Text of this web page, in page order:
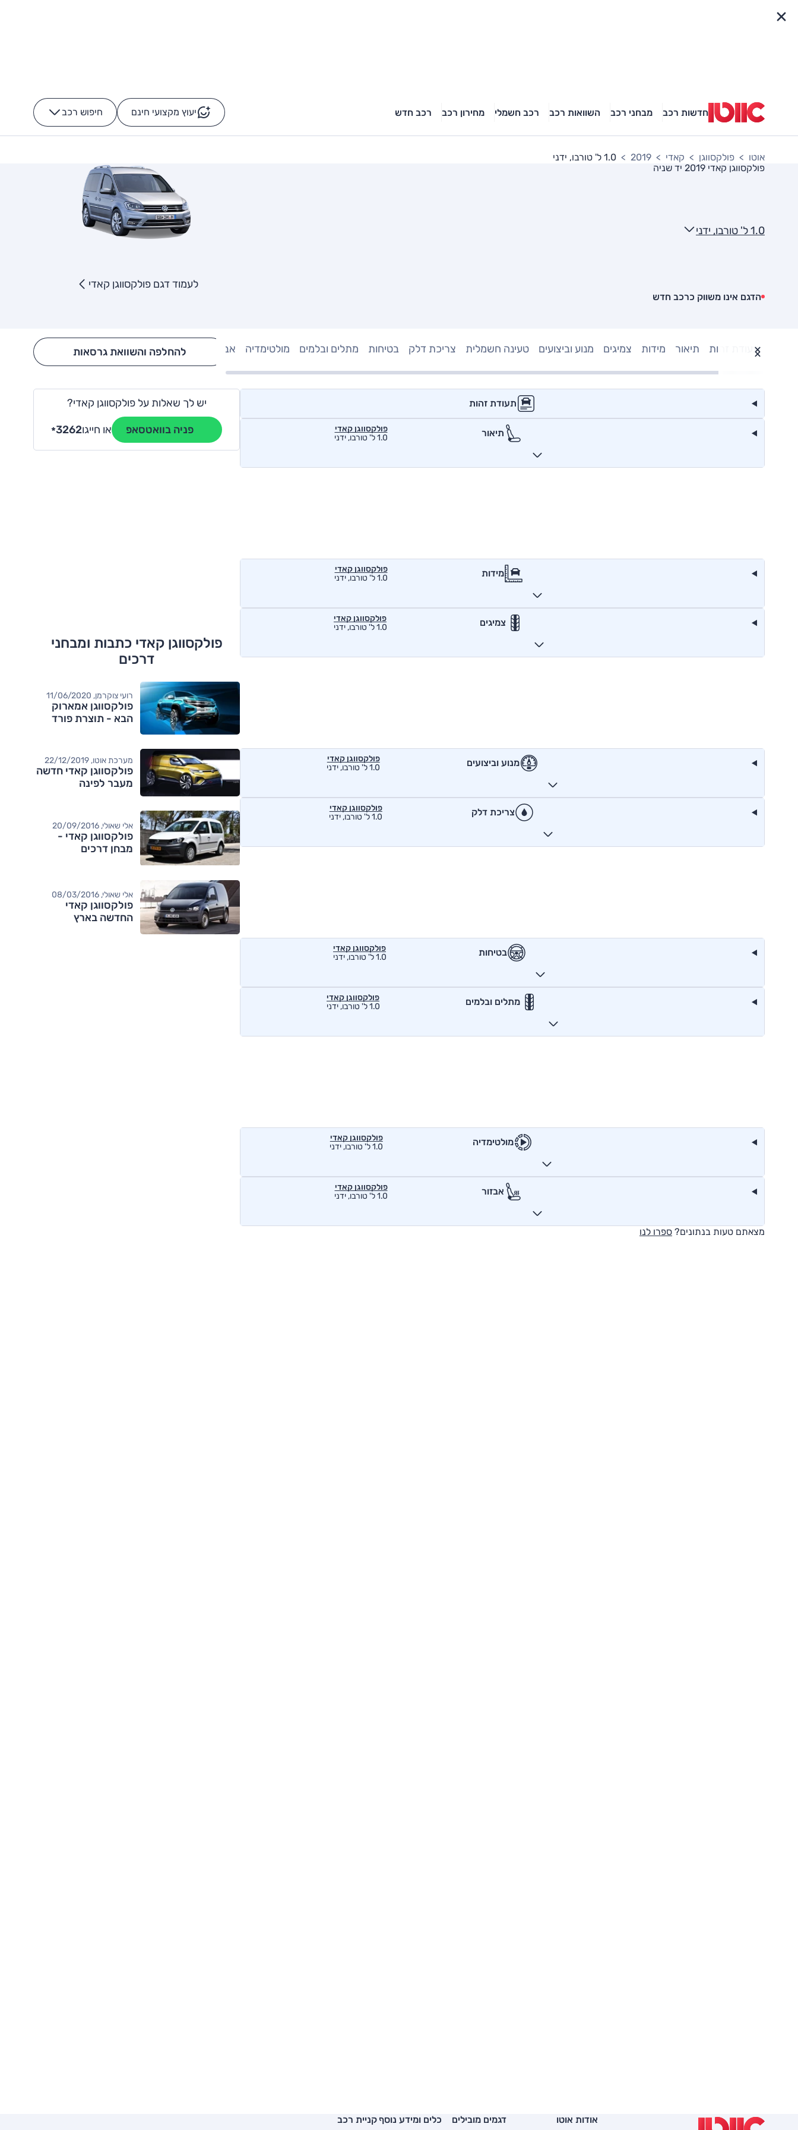
חדשות רכב מבחני רכב השוואות רכב רכב חשמלי מחירון רכב רכב חדש יעוץ מקצועי חינם חיפוש רכב -
אוטו פולקסווגן קאדי 2019
1.0 ל' טורבו, ידני
פולקסווגן קאדי 2019
יד שניה
1.0 ל' טורבו, ידני
הדגם אינו משווק כרכב חדש
לעמוד דגם פולקסווגן קאדי
תעודת זהות תיאור מידות צמיגים מנוע וביצועים טעינה חשמלית צריכת דלק בטיחות מתלים ובלמים מולטימדיה אבזור Hide config section
להחלפה והשוואת גרסאות
תעודת זהות
תיאור
פולקסווגן קאדי
1.0 ל' טורבו, ידני
מידות
פולקסווגן קאדי
1.0 ל' טורבו, ידני
צמיגים
פולקסווגן קאדי
1.0 ל' טורבו, ידני
מנוע וביצועים
פולקסווגן קאדי
1.0 ל' טורבו, ידני
צריכת דלק
פולקסווגן קאדי
1.0 ל' טורבו, ידני
בטיחות
פולקסווגן קאדי
1.0 ל' טורבו, ידני
מתלים ובלמים
פולקסווגן קאדי
1.0 ל' טורבו, ידני
מולטימדיה
פולקסווגן קאדי
1.0 ל' טורבו, ידני
אבזור
פולקסווגן קאדי
1.0 ל' טורבו, ידני
מצאתם טעות בנתונים? ספרו לנו
יש לך שאלות על פולקסווגן קאדי?
פניה בוואטסאפ או חייגו *3262
פולקסווגן קאדי כתבות ומבחני
דרכים
רועי צוקרמן, 11/06/2020
פולקסווגן אמארוק
הבא - תוצרת פורד
מערכת אוטו, 22/12/2019
פולקסווגן קאדי חדשה
מעבר לפינה
אלי שאולי, 20/09/2016
פולקסווגן קאדי -
מבחן דרכים
אלי שאולי, 08/03/2016
פולקסווגן קאדי
החדשה בארץ
מותגים מתחרים
אודות אוטו דגמים מובילים כלים ומידע נוסף קניית רכב